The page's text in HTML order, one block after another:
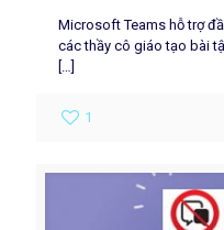
Microsoft Teams hỗ trợ
các thầy cô giáo tạo bài
[…]
1